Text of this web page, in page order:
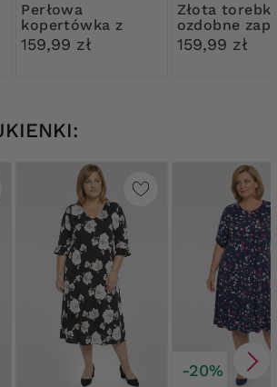
Perłowa
kopertówka z
ozdobą
159,99 zł
Złota torebka
ozdobne
159,99 zł
-20%